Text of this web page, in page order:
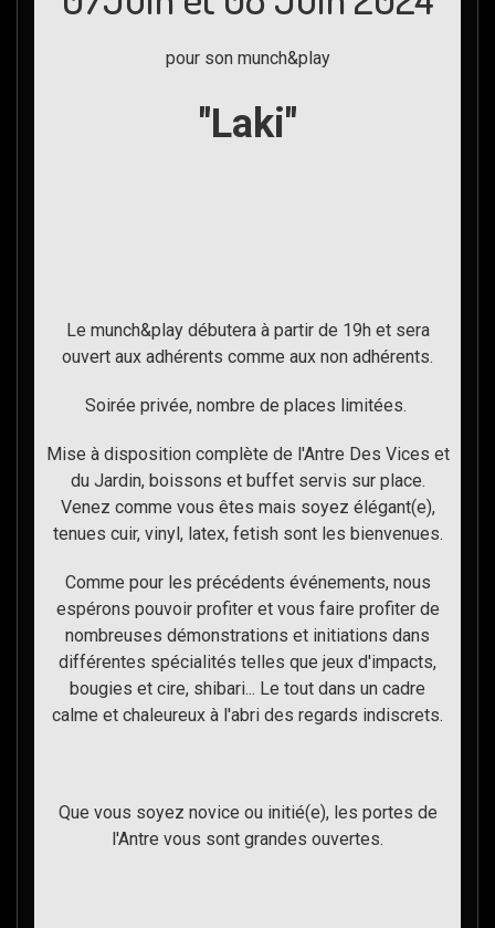
pour son munch&play
"Laki"
Le munch&play débutera à partir de 19h et sera
ouvert aux adhérents comme aux non adhérents.
Soirée privée, nombre de places limitées.
Mise à disposition complète de l'Antre Des Vices et
du Jardin, boissons et buffet servis sur place.
Venez comme vous êtes mais soyez élégant(e),
tenues cuir, vinyl, latex, fetish sont les bienvenues.
Comme pour les précédents événements, nous
espérons pouvoir profiter et vous faire profiter de
nombreuses démonstrations et initiations dans
différentes spécialités telles que jeux d'impacts,
bougies et cire, shibari... Le tout dans un cadre
calme et chaleureux à l'abri des regards indiscrets.
Que vous soyez novice ou initié(e), les portes de
l'Antre vous sont grandes ouvertes.